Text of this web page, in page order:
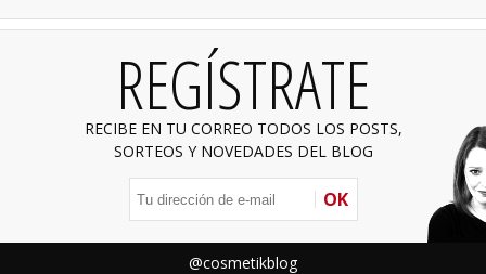
REGÍSTRATE
RECIBE EN TU CORREO TODOS LOS POSTS,
SORTEOS Y NOVEDADES DEL BLOG
OK
@cosmetikblog